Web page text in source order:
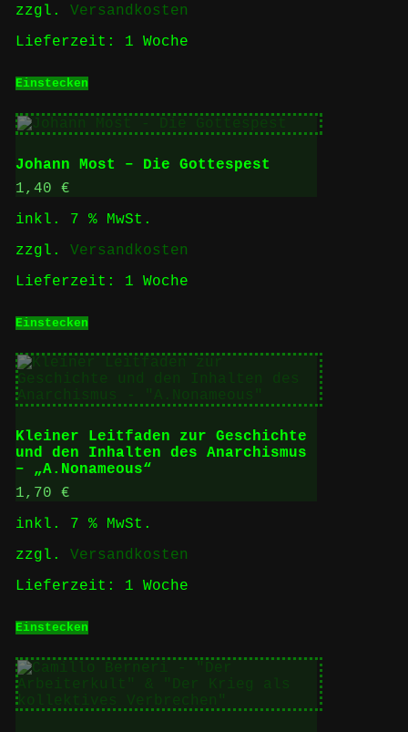
zzgl. Versandkosten
Lieferzeit: 1 Woche
Einstecken
Johann Most – Die Gottespest
1,40 €
inkl. 7 % MwSt.
zzgl. Versandkosten
Lieferzeit: 1 Woche
Einstecken
Kleiner Leitfaden zur Geschichte
und den Inhalten des Anarchismus
– „A.Nonameous“
1,70 €
inkl. 7 % MwSt.
zzgl. Versandkosten
Lieferzeit: 1 Woche
Einstecken